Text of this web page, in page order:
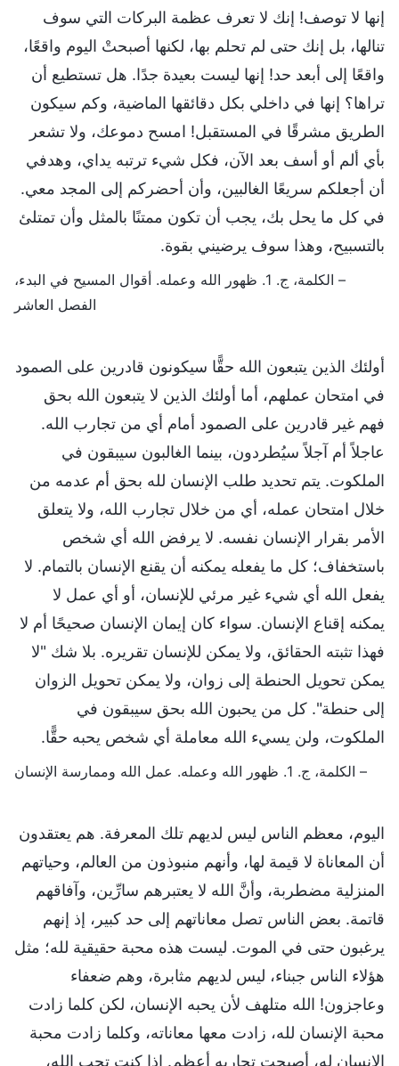
إنها لا توصف! إنك لا تعرف عظمة البركات التي سوف
تنالها، بل إنك حتى لم تحلم بها، لكنها أصبحتْ اليوم واقعًا،
واقعًا إلى أبعد حد! إنها ليست بعيدة جدًا. هل تستطيع أن
تراها؟ إنها في داخلي بكل دقائقها الماضية، وكم سيكون
الطريق مشرقًا في المستقبل! امسح دموعك، ولا تشعر
بأي ألم أو أسف بعد الآن، فكل شيء ترتبه يداي، وهدفي
أن أجعلكم سريعًا الغالبين، وأن أحضركم إلى المجد معي.
في كل ما يحل بك، يجب أن تكون ممتنًا بالمثل وأن تمتلئ
بالتسبيح، وهذا سوف يرضيني بقوة.
– الكلمة، ج. 1. ظهور الله وعمله. أقوال المسيح في البدء،
الفصل العاشر
أولئك الذين يتبعون الله حقًّا سيكونون قادرين على الصمود
في امتحان عملهم، أما أولئك الذين لا يتبعون الله بحق
فهم غير قادرين على الصمود أمام أي من تجارب الله.
عاجلاً أم آجلاً سيُطردون، بينما الغالبون سيبقون في
الملكوت. يتم تحديد طلب الإنسان لله بحق أم عدمه من
خلال امتحان عمله، أي من خلال تجارب الله، ولا يتعلق
الأمر بقرار الإنسان نفسه. لا يرفض الله أي شخص
باستخفاف؛ كل ما يفعله يمكنه أن يقنع الإنسان بالتمام. لا
يفعل الله أي شيء غير مرئي للإنسان، أو أي عمل لا
يمكنه إقناع الإنسان. سواء كان إيمان الإنسان صحيحًا أم لا
فهذا تثبته الحقائق، ولا يمكن للإنسان تقريره. بلا شك "لا
يمكن تحويل الحنطة إلى زوان، ولا يمكن تحويل الزوان
إلى حنطة". كل من يحبون الله بحق سيبقون في
الملكوت، ولن يسيء الله معاملة أي شخص يحبه حقًّا.
– الكلمة، ج. 1. ظهور الله وعمله. عمل الله وممارسة الإنسان
اليوم، معظم الناس ليس لديهم تلك المعرفة. هم يعتقدون
أن المعاناة لا قيمة لها، وأنهم منبوذون من العالم، وحياتهم
المنزلية مضطربة، وأنَّ الله لا يعتبرهم سارِّين، وآفاقهم
قاتمة. بعض الناس تصل معاناتهم إلى حد كبير، إذ إنهم
يرغبون حتى في الموت. ليست هذه محبة حقيقية لله؛ مثل
هؤلاء الناس جبناء، ليس لديهم مثابرة، وهم ضعفاء
وعاجزون! الله متلهف لأن يحبه الإنسان، لكن كلما زادت
محبة الإنسان لله، زادت معها معاناته، وكلما زادت محبة
الإنسان له، أصبحت تجاربه أعظم. إذا كنت تحب الله،